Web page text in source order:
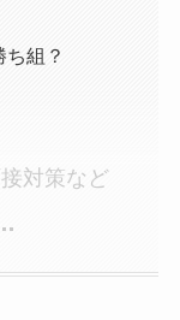
組？
対策など